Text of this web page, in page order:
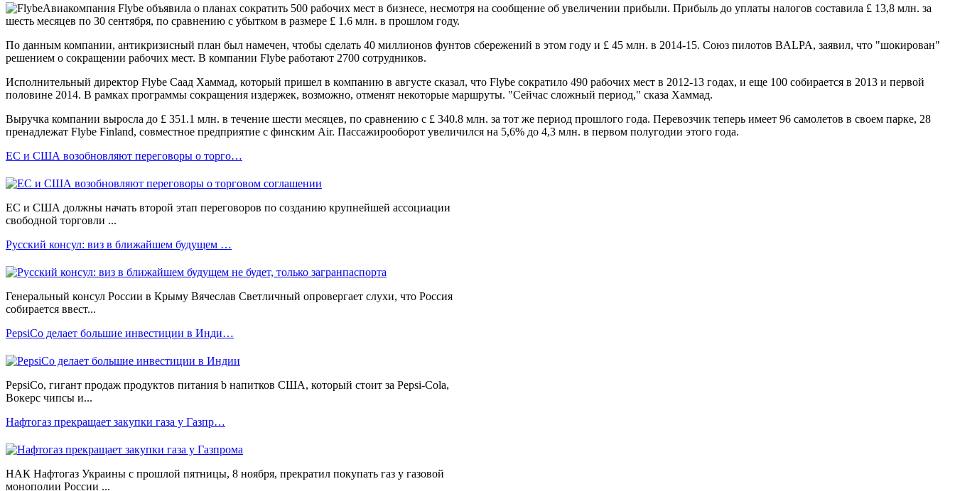
Авиакомпания Flybe объявила о планах сократить 500 рабочих мест в бизнесе, несмотря на сообщение об увеличении прибыли. Прибыль до уплаты налогов составила £ 13,8 млн. за
шесть месяцев по 30 сентября, по сравнению с убытком в размере £ 1.6 млн. в прошлом году.
По данным компании, антикризисный план был намечен, чтобы сделать 40 миллионов фунтов сбережений в этом году и £ 45 млн. в 2014-15. Союз пилотов BALPA, заявил, что "шокирован"
решением о сокращении рабочих мест. В компании Flybe работают 2700 сотрудников.
Исполнительный директор Flybe Саад Хаммад, который пришел в компанию в августе сказал, что Flybe сократило 490 рабочих мест в 2012-13 годах, и еще 100 собирается в 2013 и первой
половине 2014. В рамках программы сокращения издержек, возможно, отменят некоторые маршруты. "Сейчас сложный период," сказа Хаммад.
Выручка компании выросла до £ 351.1 млн. в течение шести месяцев, по сравнению с £ 340.8 млн. за тот же период прошлого года. Перевозчик теперь имеет 96 самолетов в своем парке, 28
пренадлежат Flybe Finland, совместное предприятие с финским Air. Пассажирооборот увеличился на 5,6% до 4,3 млн. в первом полугодии этого года.
ЕС и США возобновляют переговоры о торго…
ЕС и США должны начать второй этап переговоров по созданию крупнейшей ассоциации
свободной торговли ...
Русский консул: виз в ближайшем будущем …
Генеральный консул России в Крыму Вячеслав Светличный опровергает слухи, что Россия
собирается ввест...
PepsiCo делает большие инвестиции в Инди…
PepsiCo, гигант продаж продуктов питания b напитков США, который стоит за Pepsi-Cola,
Вокерс чипсы и...
Нафтогаз прекращает закупки газа у Газпр…
НАК Нафтогаз Украины с прошлой пятницы, 8 ноября, прекратил покупать газ у газовой
монополии России ...